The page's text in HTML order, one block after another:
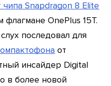
чипа Snapdragon 8 Elite
OnePlus 15T.
последовал для
от
инсайдер Digital
в более новой